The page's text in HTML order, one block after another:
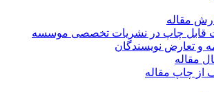
مقاله
قابل چاپ در نشریات تخصصی موسسه
و تعارض نویسندگان
مقاله
از چاپ مقاله